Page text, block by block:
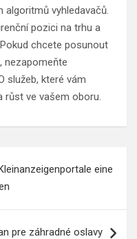
algoritmů vyhledavačů.
pozici na trhu a
chcete posunout
nezapomeňte
služeb, které vám
růst ve vašem oboru.
eine
pre záhradné oslavy